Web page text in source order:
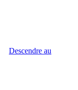
Descendre au